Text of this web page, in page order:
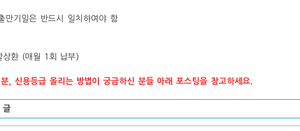
만기일은 반드시 일치하여야 함
상환 (매월 1회 납부)
, 신용등급 올리는 방법이 궁금하신 분들 아래 포스팅을 참고하세요.
글